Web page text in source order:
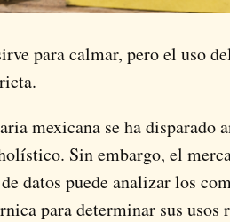
para calmar, pero el uso
mexicana se ha disparado
Sin embargo, el
datos puede analizar los
para determinar sus